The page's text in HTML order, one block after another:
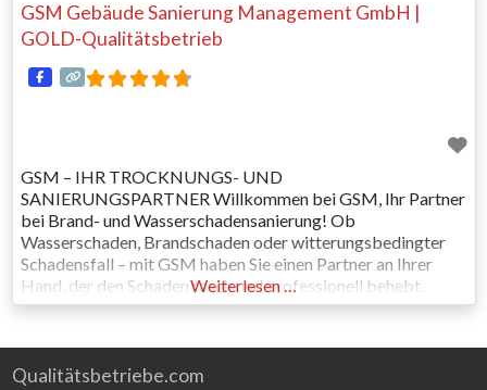
GSM Gebäude Sanierung Management GmbH |
GOLD-Qualitätsbetrieb
GSM – IHR TROCKNUNGS- UND
SANIERUNGSPARTNER Willkommen bei GSM, Ihr Partner
bei Brand- und Wasserschadensanierung! Ob
Wasserschaden, Brandschaden oder witterungsbedingter
Schadensfall – mit GSM haben Sie einen Partner an Ihrer
Hand, der den Schaden rasch und professionell behebt.
Komplettschadenabwicklung aus einer Hand in Wien,
Fertigstellung übernehmen wir die komplette
Schadensabwicklung: Wir nehmen
Weiterlesen …
Qualitätsbetriebe.com